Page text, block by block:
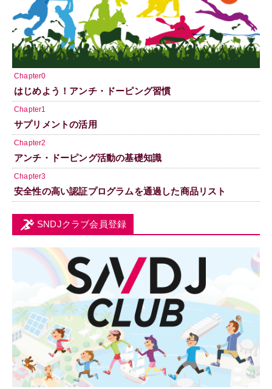
Chapter0
はじめよう！アンチ・ドーピング習慣
Chapter1
サプリメントの活用
Chapter2
アンチ・ドーピング活動の基礎知識
Chapter3
安全性の高い認証プログラムを通過した商品リスト
SNDJクラブ会員登録